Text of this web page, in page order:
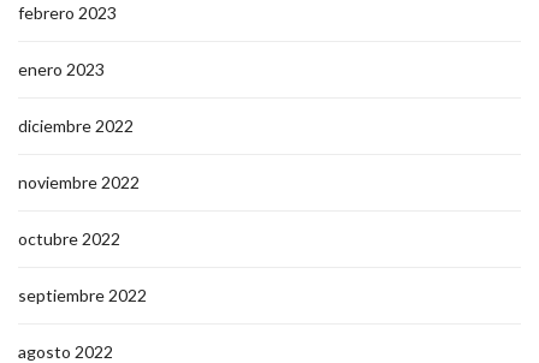
febrero 2023
enero 2023
diciembre 2022
noviembre 2022
octubre 2022
septiembre 2022
agosto 2022